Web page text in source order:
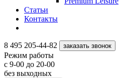
Статьи
Контакты
8 495 205-44-82 заказать звонок
Режим работы
с 9-00 до 20-00
без выходных